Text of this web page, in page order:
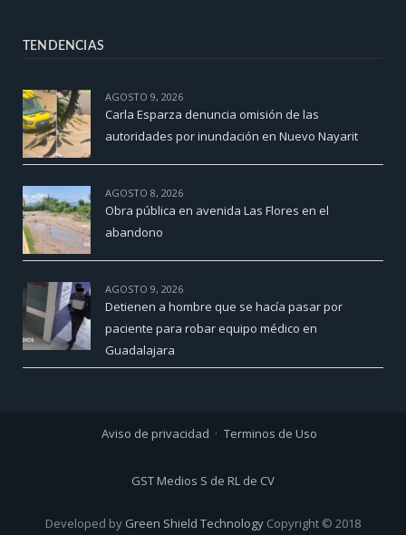
TENDENCIAS
AGOSTO 9, 2026
Carla Esparza denuncia omisión de las
autoridades por inundación en Nuevo Nayarit
AGOSTO 8, 2026
Obra pública en avenida Las Flores en el
abandono
AGOSTO 9, 2026
Detienen a hombre que se hacía pasar por
paciente para robar equipo médico en
Guadalajara
Aviso de privacidad Terminos de Uso
GST Medios S de RL de CV
Developed by Green Shield Technology Copyright © 2018